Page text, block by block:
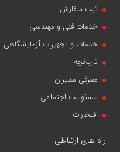
ثبت سفارش
خدمات فنی و مهندسی
خدمات و تجهیزات آزمایشگاهی
تاریخچه
معرفی مدیران
مسئولیت اجتماعی
افتخارات
راه های ارتباطی